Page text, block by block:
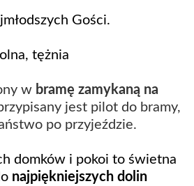
Gości.
tężnia
w bramę zamykaną na
jest pilot do bramy,
po przyjeździe.
domków i pokoi to świetna
najpiękniejszych dolin